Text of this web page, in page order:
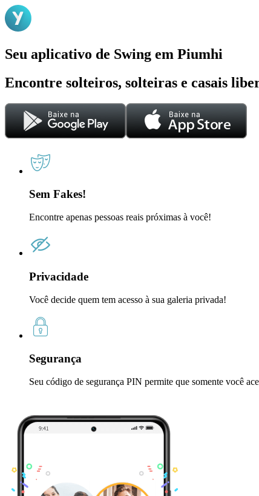
Seu aplicativo de Swing em Piumhi
Encontre solteiros, solteiras e casais
Sem Fakes!
Encontre apenas pessoas reais próximas à você!
Privacidade
Você decide quem tem acesso à sua galeria privada!
Segurança
Seu código de segurança PIN permite que somente você